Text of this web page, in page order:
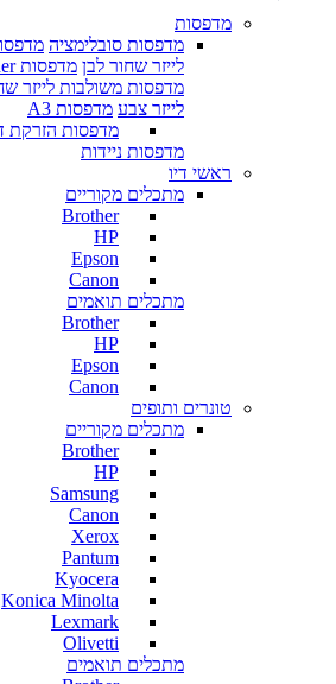
מדפסות
מדפסות סובלימציה
לייזר שחור לבן מדפסות Brother
מדפסות משולבות לייזר
לייזר צבע מדפסות A3
מדפסות הזרקת
מדפסות ניידות
ראשי דיו
מתכלים מקוריים
Brother
HP
Epson
Canon
מתכלים תואמים
Brother
HP
Epson
Canon
טונרים ותופים
מתכלים מקוריים
Brother
HP
Samsung
Canon
Xerox
Pantum
Kyocera
Konica Minolta
Lexmark
Olivetti
מתכלים תואמים